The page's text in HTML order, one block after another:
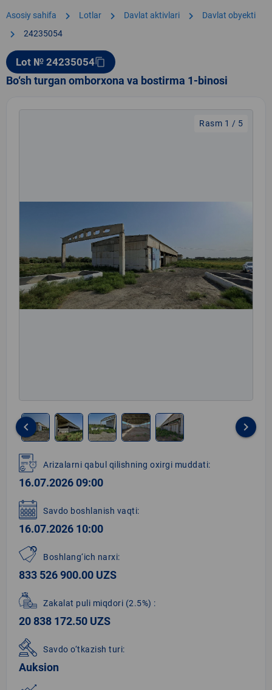
Asosiy sahifa chevron_right Lotlar chevron_right Davlat aktivlari chevron_right Davlat obyekti
chevron_right 24235054
Lot № 24235054content_copy
Bo‘sh turgan omborxona va bostirma 1-binosi
Rasm 1 / 5
1
of
5
keyboard_arrow_left keyboard_arrow_right
Arizalarni qabul qilishning oxirgi muddati:
16.07.2026 09:00
Savdo boshlanish vaqti:
16.07.2026 10:00
Boshlang‘ich narxi:
833 526 900.00 UZS
Zakalat puli miqdori (2.5%) :
20 838 172.50 UZS
Savdo o‘tkazish turi:
Auksion